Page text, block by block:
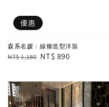
優惠
森系名媛：線條造型洋裝
Regular
NT$ 1,180 Sale
NT$ 890